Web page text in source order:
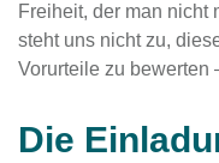
Freiheit, der man nicht
steht uns nicht zu,
Vorurteile zu bewerten
Die